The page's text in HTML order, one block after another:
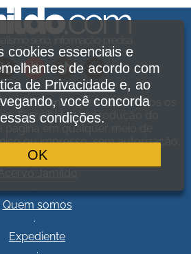
Comunicações Ltda. Todos os
É proibida a reprodução do
página em qualquer meio de
ou impresso, sem autorização.
de Privacidade
Quem somos
.
Expediente
.
cookies essenciais e
de acordo com
de Privacidadee, ao
você concorda
condições.
OK